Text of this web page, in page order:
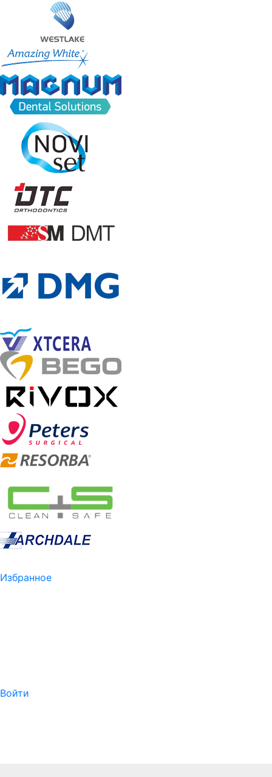
Избранное
Войти